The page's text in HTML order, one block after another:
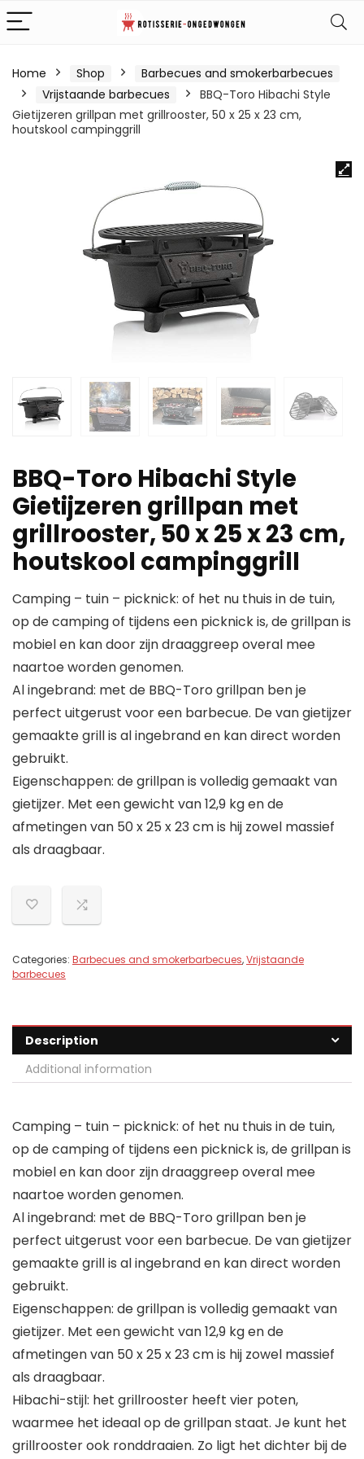
Home Shop
Barbecues and smokerbarbecues
Vrijstaande barbecues
BBQ-Toro Hibachi Style
Gietijzeren grillpan met grillrooster, 50 x 25 x 23 cm,
houtskool campinggrill
BBQ-Toro Hibachi Style
Gietijzeren grillpan met
grillrooster, 50 x 25 x 23 cm,
houtskool campinggrill
Camping – tuin – picknick: of het nu thuis in de tuin,
op de camping of tijdens een picknick is, de grillpan is
mobiel en kan door zijn draaggreep overal mee
naartoe worden genomen.
Al ingebrand: met de BBQ-Toro grillpan ben je
perfect uitgerust voor een barbecue. De van gietijzer
gemaakte grill is al ingebrand en kan direct worden
gebruikt.
Eigenschappen: de grillpan is volledig gemaakt van
gietijzer. Met een gewicht van 12,9 kg en de
afmetingen van 50 x 25 x 23 cm is hij zowel massief
als draagbaar.
Categories: Barbecues and smokerbarbecues,Vrijstaande
barbecues
Description
Additional information
Camping – tuin – picknick: of het nu thuis in de tuin,
op de camping of tijdens een picknick is, de grillpan is
mobiel en kan door zijn draaggreep overal mee
naartoe worden genomen.
Al ingebrand: met de BBQ-Toro grillpan ben je
perfect uitgerust voor een barbecue. De van gietijzer
gemaakte grill is al ingebrand en kan direct worden
gebruikt.
Eigenschappen: de grillpan is volledig gemaakt van
gietijzer. Met een gewicht van 12,9 kg en de
afmetingen van 50 x 25 x 23 cm is hij zowel massief
als draagbaar.
Hibachi-stijl: het grillrooster heeft vier poten,
waarmee het ideaal op de grillpan staat. Je kunt het
grillrooster ook ronddraaien. Zo ligt het dichter bij de